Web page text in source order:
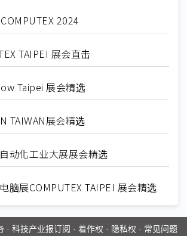
2024
TAIPEI 展会直击
Taipei 展会精选
TAIWAN展会精选
动化工业大展展会精选
脑展COMPUTEX TAIPEI 展会精选
· 科技产业报订阅 · 着作权 · 隐私权 · 常见问题